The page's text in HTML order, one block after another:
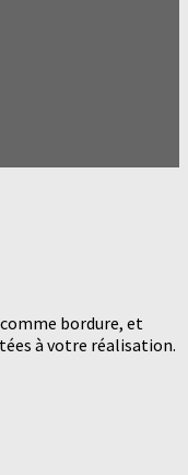
bordure, et
à votre réalisation.